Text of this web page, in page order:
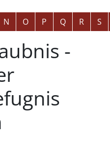
N O P Q R S
-